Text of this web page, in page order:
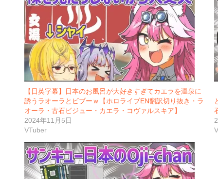
【日英字幕】日本のお風呂が大好きすぎてカエラを温泉に
誘うラオーラとビブーｗ【ホロライブEN翻訳切り抜き・ラ
オーラ・古石ビジュー・カエラ・コヴァルスキア】
2024年11月5日
VTuber